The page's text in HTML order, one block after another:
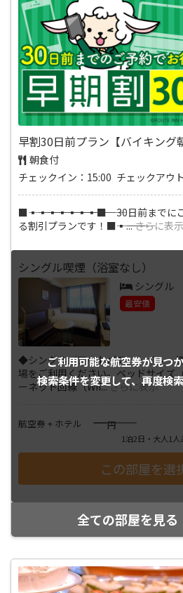
早割30日前プラン【バイキング
朝食付
チェックイン：15:00 チェックアウ
■―――▪―――▪―――▪―――▪―――▪―――▪―――▪―――■ 30日
る割引プランです！■―――▪―――...さらに表示
ご利用可能な航空券が見つ
検索条件を変更して、再度検
シングル喫煙（浴室なし）
シングル
最安値
◆シングル／アウトバス トイレ・
場をご利用ください。ベッドサイ
ーネット回線（Wif...さらに表示
航空券 + ホテル ――――円
1泊2日・大人1人
全ての部屋を見る